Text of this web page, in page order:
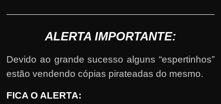
ALERTA IMPORTANTE:
Devido ao grande sucesso alguns “espertinhos”
estão vendendo cópias pirateadas do mesmo.
FICA O ALERTA: